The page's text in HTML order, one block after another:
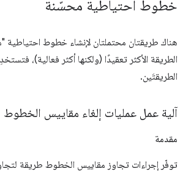
خطوط احتياطية محسّنة
هناك طريقتان محتملتان لإنشاء خطوط
الطريقة الأكثر تعقيدًا (ولكنها أكثر فعالية)،
الطريقتَين.
آلية عمل عمليات إلغاء مقاييس الخطوط
مقدمة
توفّر إجراءات تجاوز مقاييس الخطوط طريقة